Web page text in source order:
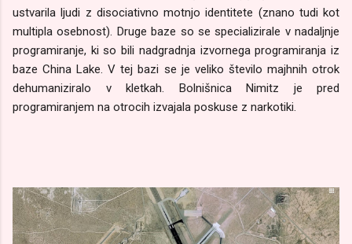
ustvarila ljudi z disociativno motnjo identitete (znano tudi kot
multipla osebnost). Druge baze so se specializirale v nadaljnje
programiranje, ki so bili nadgradnja izvornega programiranja iz
baze China Lake. V tej bazi se je veliko število majhnih otrok
dehumaniziralo v kletkah. Bolnišnica Nimitz je pred
programiranjem na otrocih izvajala poskuse z narkotiki.